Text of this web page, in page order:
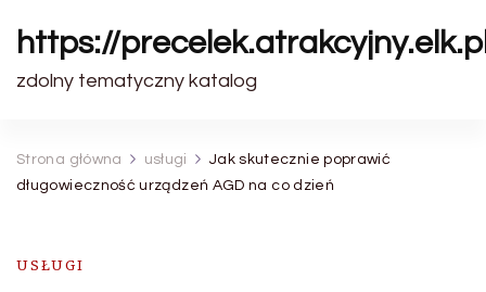
https://
zdolny tematyczny katalog
Strona główna usługi
Jak skutecznie poprawić
długowieczność urządzeń AGD na co dzień
USŁUGI